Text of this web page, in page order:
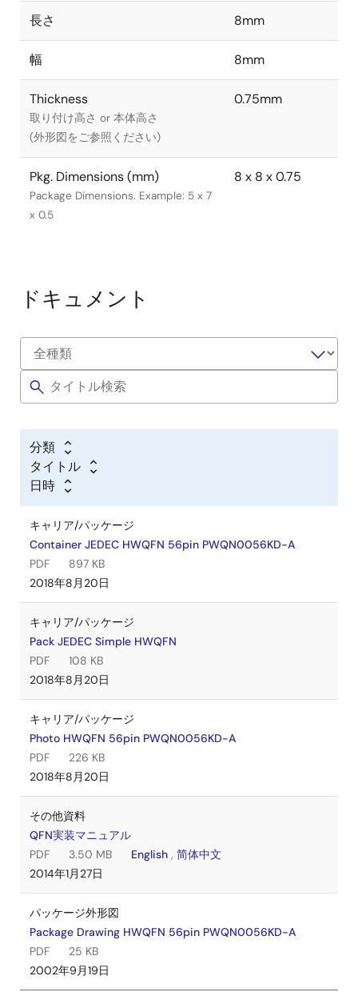
長さ 8mm
幅 8mm
Thickness
取り付け高さ or 本体高さ
(外形図をご参照ください)
0.75mm
Pkg. Dimensions (mm)
Package Dimensions. Example: 5 x 7
x 0.5
8 x 8 x 0.75
ドキュメント
分類
タイトル
日時
キャリア/パッケージ
Container JEDEC HWQFN 56pin PWQN0056KD-A
PDF
897 KB
2018年8月20日
キャリア/パッケージ
Pack JEDEC Simple HWQFN
PDF
108 KB
2018年8月20日
キャリア/パッケージ
Photo HWQFN 56pin PWQN0056KD-A
PDF
226 KB
2018年8月20日
その他資料
QFN実装マニュアル
PDF
3.50 MB English , 简体中文
2014年1月27日
パッケージ外形図
Package Drawing HWQFN 56pin PWQN0056KD-A
PDF
25 KB
2002年9月19日